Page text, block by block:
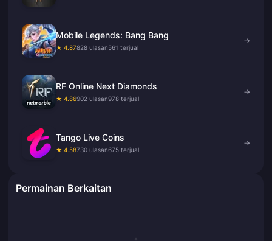
Mobile Legends: Bang Bang
★ 4.87828 ulasan561 terjual
→
RF Online Next Diamonds
★ 4.86902 ulasan978 terjual
→
Tango Live Coins
★ 4.58730 ulasan675 terjual
→
Permainan Berkaitan